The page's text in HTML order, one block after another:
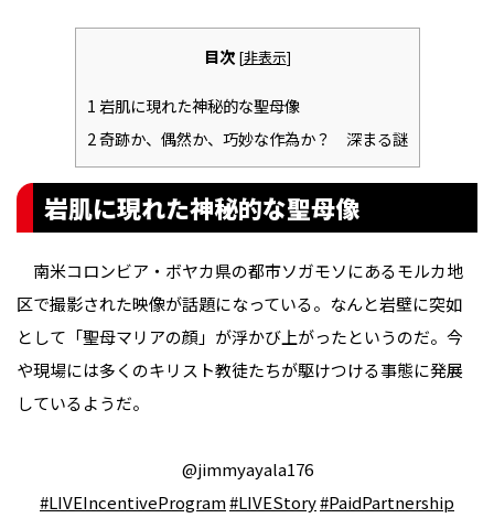
目次 [非表示]
1岩肌に現れた神秘的な聖母像
2奇跡か、偶然か、巧妙な作為か？ 深まる謎
岩肌に現れた神秘的な聖母像
南米コロンビア・ボヤカ県の都市ソガモソにあるモルカ地
区で撮影された映像が話題になっている。なんと岩壁に突如
として「聖母マリアの顔」が浮かび上がったというのだ。今
や現場には多くのキリスト教徒たちが駆けつける事態に発展
しているようだ。
@jimmyayala176
#LIVEIncentiveProgram#LIVEStory#PaidPartnership